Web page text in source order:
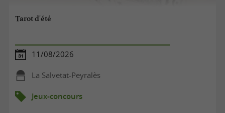
Tarot d'été
11/08/2026
La Salvetat-Peyralès
Jeux-concours